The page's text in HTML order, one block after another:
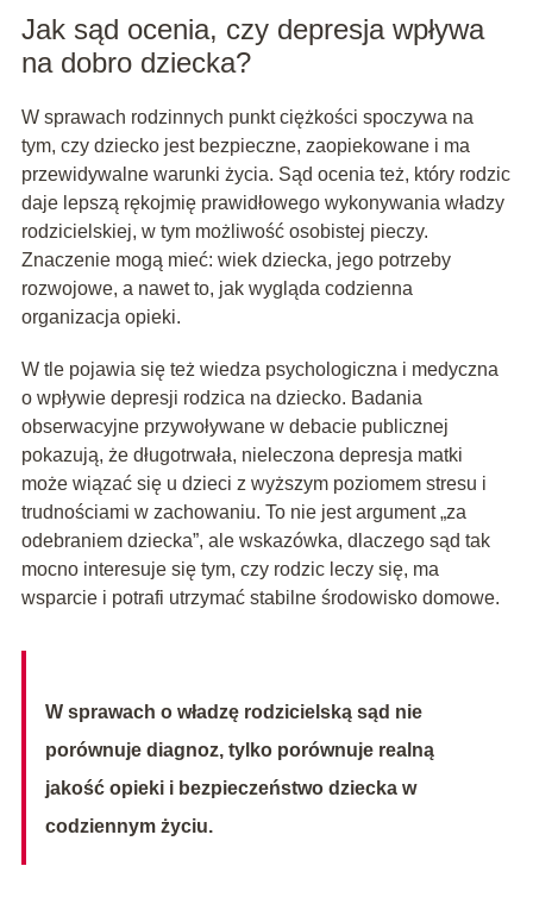
Jak sąd ocenia, czy depresja wpływa
na dobro dziecka?
W sprawach rodzinnych punkt ciężkości spoczywa na
tym, czy dziecko jest bezpieczne, zaopiekowane i ma
przewidywalne warunki życia. Sąd ocenia też, który rodzic
daje lepszą rękojmię prawidłowego wykonywania władzy
rodzicielskiej, w tym możliwość osobistej pieczy.
Znaczenie mogą mieć: wiek dziecka, jego potrzeby
rozwojowe, a nawet to, jak wygląda codzienna
organizacja opieki.
W tle pojawia się też wiedza psychologiczna i medyczna
o wpływie depresji rodzica na dziecko. Badania
obserwacyjne przywoływane w debacie publicznej
pokazują, że długotrwała, nieleczona depresja matki
może wiązać się u dzieci z wyższym poziomem stresu i
trudnościami w zachowaniu. To nie jest argument „za
odebraniem dziecka”, ale wskazówka, dlaczego sąd tak
mocno interesuje się tym, czy rodzic leczy się, ma
wsparcie i potrafi utrzymać stabilne środowisko domowe.
W sprawach o władzę rodzicielską sąd nie
porównuje diagnoz, tylko porównuje realną
jakość opieki i bezpieczeństwo dziecka w
codziennym życiu.